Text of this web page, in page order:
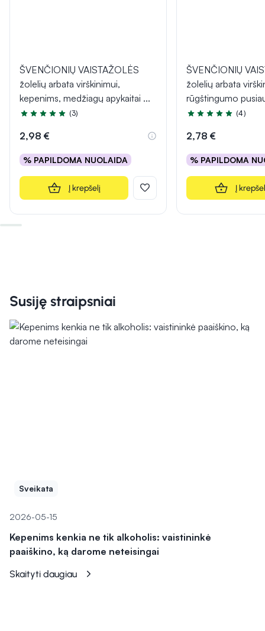
ŠVENČIONIŲ VAISTAŽOLĖS
žolelių arbata virškinimui,
kepenims, medžiagų apykaitai ...
Įvertinimas 4.7 iš 5
(3)
2,98 €
% PAPILDOMA NUOLAIDA
Į krepšelį
ŠVENČIONIŲ
žolelių arbata
rūgštingumo
Įvertinimas 5.0 iš 5
(4)
2,78 €
% PAPILDOMA
Į
Susiję straipsniai
Sveikata
2026-05-15
Kepenims kenkia ne tik alkoholis: vaistininkė
paaiškino, ką darome neteisingai
Skaityti daugiau